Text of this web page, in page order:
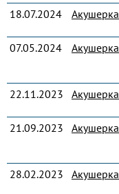
18.07.2024
Акушерка
07.05.2024
Акушерка
22.11.2023
Акушерка
21.09.2023
Акушерка
28.02.2023
Акушерка